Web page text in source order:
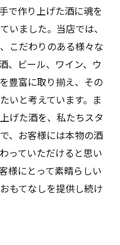
で作り上げた酒に魂を
いました。当店では、
こだわりのある様々な
、ビール、ワイン、ウ
豊富に取り揃え、その
いと考えています。ま
げた酒を、私たちスタ
、お客様には本物の酒
っていただけると思い
様にとって素晴らしい
もてなしを提供し続け